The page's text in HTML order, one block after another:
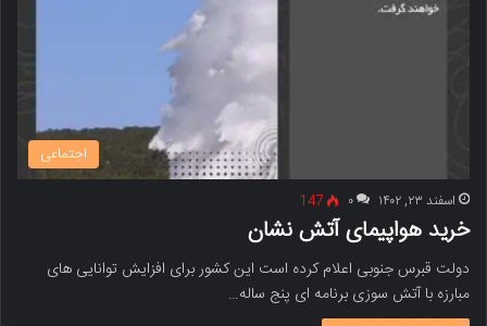
اجتماعی
اسفند ۲۳, ۱۴۰۲ ۰ 147
خرید هواپیمای آتش نشان
دولت قبرس جنوبی اعلام کرده است این کشور برای افزایش توانایی های
مبارزه با آتش سوزی برنامه ای پنج ساله…